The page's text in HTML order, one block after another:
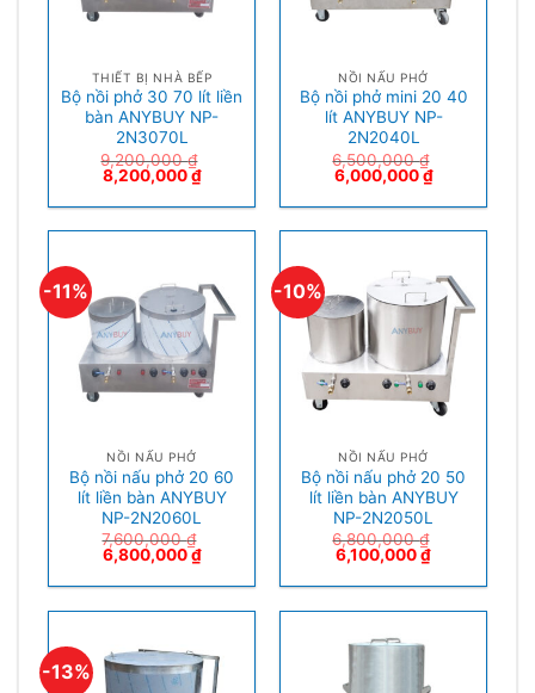
THIẾT BỊ NHÀ BẾP
Bộ nồi phở 30 70 lít liền
bàn ANYBUY NP-
2N3070L
9,200,000₫
8,200,000₫
NỒI NẤU PHỞ
Bộ nồi phở mini 20 40
lít ANYBUY NP-
2N2040L
6,500,000₫
6,000,000₫
-11%
NỒI NẤU PHỞ
Bộ nồi nấu phở 20 60
lít liền bàn ANYBUY
NP-2N2060L
7,600,000₫
6,800,000₫
-10%
NỒI NẤU PHỞ
Bộ nồi nấu phở 20 50
lít liền bàn ANYBUY
NP-2N2050L
6,800,000₫
6,100,000₫
-13%